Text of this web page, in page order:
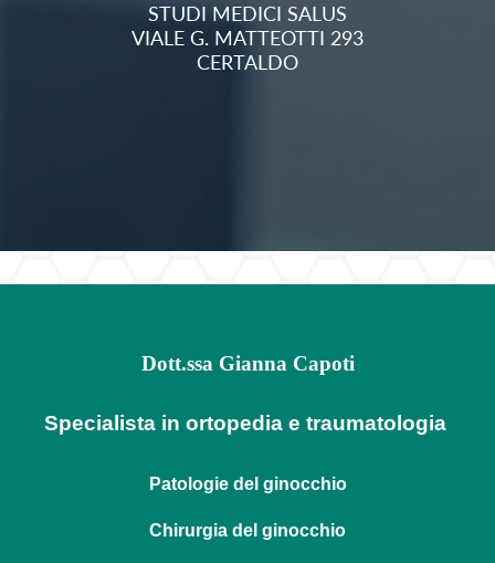
STUDI MEDICI SALUS
VIALE G. MATTEOTTI 293
CERTALDO
Dott.ssa Gianna Capoti
Specialista in ortopedia e traumatologia
Patologie del ginocchio
Chirurgia del ginocchio